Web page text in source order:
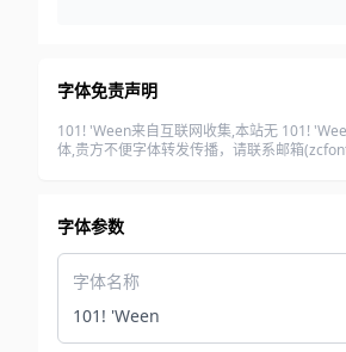
字体免责声明
101! 'Ween来自互联网收集,本站无 101!
体,贵方不便字体转发传播，请联系邮箱
字体参数
字体名称
101! 'Ween